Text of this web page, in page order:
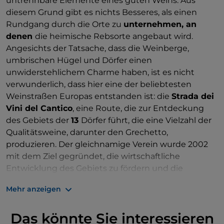
diesem Grund gibt es nichts Besseres, als einen
Rundgang durch die Orte zu unternehmen, an
denen die heimische Rebsorte angebaut wird.
Angesichts der Tatsache, dass die Weinberge,
umbrischen Hügel und Dörfer einen
unwiderstehlichem Charme haben, ist es nicht
verwunderlich, dass hier eine der beliebtesten
Weinstraßen Europas entstanden ist: die Strada dei
Vini del Cantico, eine Route, die zur Entdeckung
des Gebiets der 13 Dörfer führt, die eine Vielzahl der
Qualitätsweine, darunter den Grechetto,
produzieren. Der gleichnamige Verein wurde 2002
mit dem Ziel gegründet, die wirtschaftliche
Entwicklung des Gebiets zu fördern und die
Spezialitäten und die natürlichen, kulturellen,
touristischen Sinne aufzuwerten und zu fördern.
Mehr anzeigen
Das könnte Sie interessieren